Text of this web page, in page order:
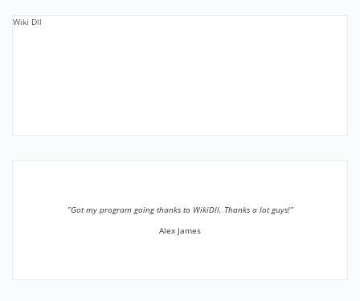
Wiki Dll
”Got my program going thanks to WikiDll. Thanks a lot guys!”
Alex James